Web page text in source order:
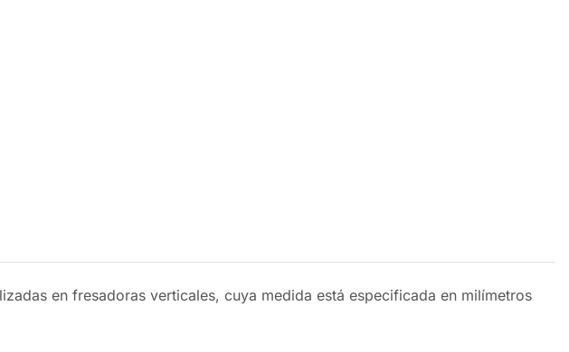
en fresadoras verticales, cuya medida está especificada en milímetros